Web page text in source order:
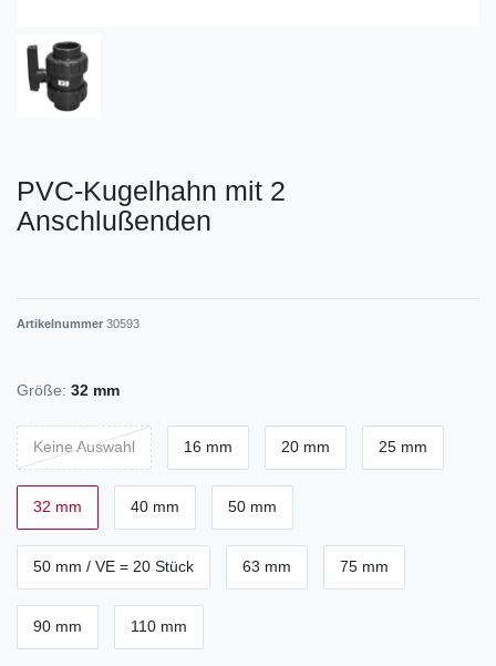
PVC-Kugelhahn mit 2
Anschlußenden
Artikelnummer 30593
Größe: 32 mm
Keine Auswahl 16 mm 20 mm 25 mm
32 mm 40 mm 50 mm
50 mm / VE = 20 Stück 63 mm 75 mm
90 mm 110 mm